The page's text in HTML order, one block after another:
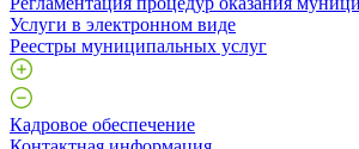
Услуги в электронном виде
Реестры муниципальных услуг
Кадровое обеспечение